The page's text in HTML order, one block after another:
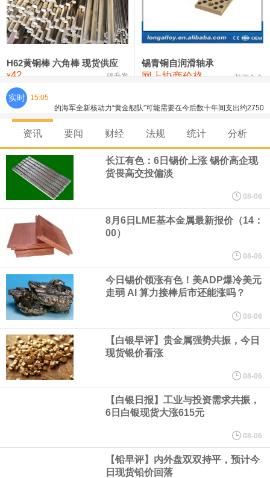
铸造铝合金锭(ZLD104) 24,100—24,300 24,200
压铸锌合金锭 26,250—26,450
氯化镍 38,300—40,300 39,300 0
H62黄铜棒 六角棒 现货供应
¥42 锦升发
锡青铜自润滑轴承
网上协商价格 芜湖合金
实时 15:05
INC）：CBOE 欧洲清算所将于 8 月 24 日起，将证券融资交易清算
业务拓展至固定收益品类。
周四，亚洲科技股下跌，跟随隔夜交易中回调的美国同行，凸显了
全球科技股波动性的加剧。 日本市场中，软银股价收盘下跌4.4%，
芯片设备制造商东京电子股价下跌近6%，日本存储芯片制造商铠侠
股价下跌超过10%。
WPP股价料创1992年以来最大单日涨幅，上涨25%至11个月高位。
谷歌规划的印度数据中心枢纽建设工作正在如火如荼推进，项目所
在地上方的山坡已经被开挖，露出赤红土层，并修出层层台地。但
环保人士的反对声浪持续高涨，给这家美国科技巨头总规模 150 亿
欧股开盘涨跌不一，德国DAX指数跌0.29%，英国富时100指数涨
资讯 要闻 财经 法规 统计 分析
长江有色：6日锡价上涨 锡价高企现
货畏高交投偏淡
08-06
8月6日LME基本金属最新报价（14：
00）
08-06
今日锡价领涨有色！美ADP爆冷美元
走弱 AI 算力接棒后市还能涨吗？
08-06
【白银早评】贵金属强势共振，今日
现货银价看涨
08-06
【白银日报】工业与投资需求共振，
6日白银现货大涨615元
08-06
【铅早评】内外盘双双持平，预计今
日现货铅价回落